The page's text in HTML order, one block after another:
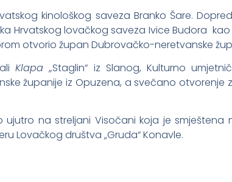
kinološkog saveza Branko Šare.
Hrvatskog lovačkog saveza Ivice Budora
otvorio župan Dubrovačko-neretvanske
Klapa „Staglin“ iz Slanog, Kulturno
županije iz Opuzena, a svečano
na streljani Visočani koja je smještena
Lovačkog društva „Gruda“ Konavle.